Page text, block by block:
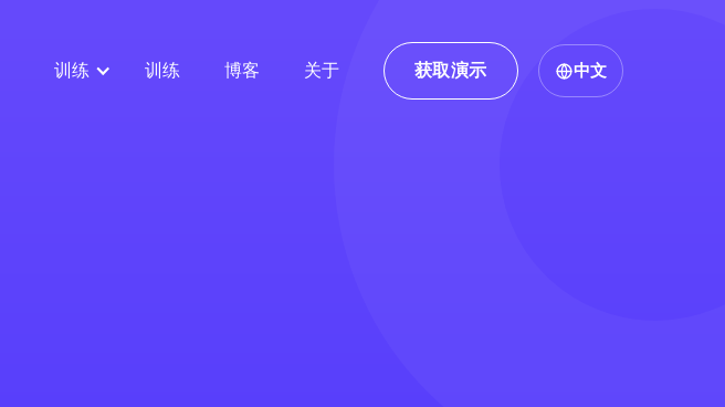
训练 训练 博客 关于 获取演示 中文